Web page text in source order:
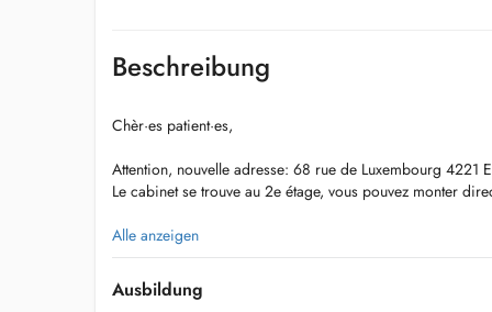
Beschreibung
Chèr·es patient·es,
Attention, nouvelle adresse: 68 rue de Luxembourg 4221
Le cabinet se trouve au 2e étage, vous pouvez monter
Contact:
dr.florie.kuta@gmail.com
Tel: 661994897
Alle anzeigen
Ausbildung